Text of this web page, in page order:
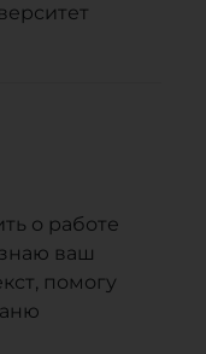
о работе
ваш
помогу